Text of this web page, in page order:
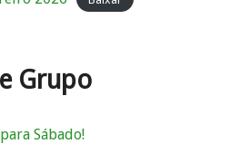
Grupo
Sábado!